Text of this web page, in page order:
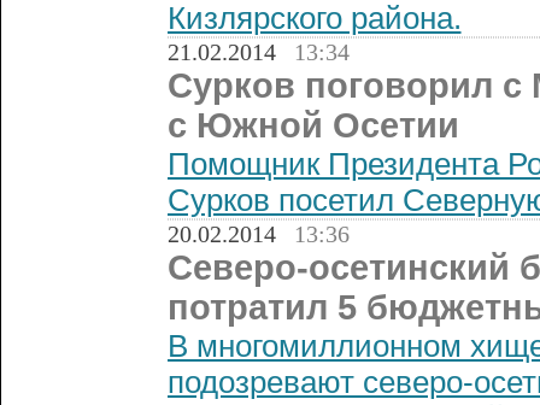
Кизлярского района.
21.02.2014 13:34
Сурков поговорил
с Южной Осетии
Помощник Президента
Сурков посетил
20.02.2014 13:36
Северо-осетинский
потратил 5
В многомиллионном
подозревают северо-